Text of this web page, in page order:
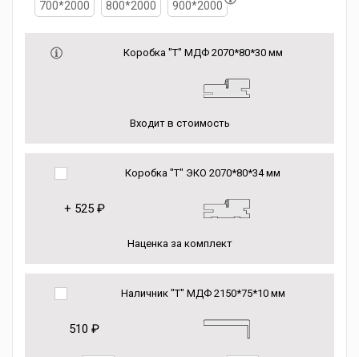
700*2000 800*2000 900*2000
Коробка "Т" МДФ 2070*80*30 мм
Входит в стоимость
Коробка "Т" ЭКО 2070*80*34 мм
+ 525 ₽
Наценка за комплект
Наличник "Т" МДФ 2150*75*10 мм
510 ₽